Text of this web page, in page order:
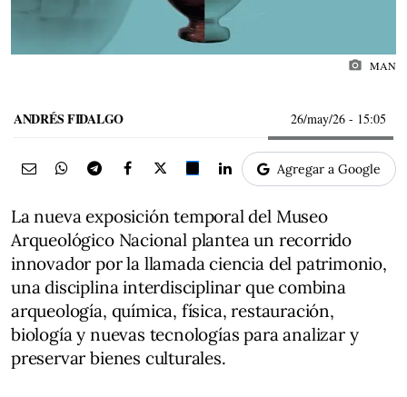
photo_camera MAN
ANDRÉS FIDALGO 26/may/26 - 15:05
Agregar a Google
La nueva exposición temporal del Museo
Arqueológico Nacional plantea un recorrido
innovador por la llamada ciencia del patrimonio,
una disciplina interdisciplinar que combina
arqueología, química, física, restauración,
biología y nuevas tecnologías para analizar y
preservar bienes culturales.